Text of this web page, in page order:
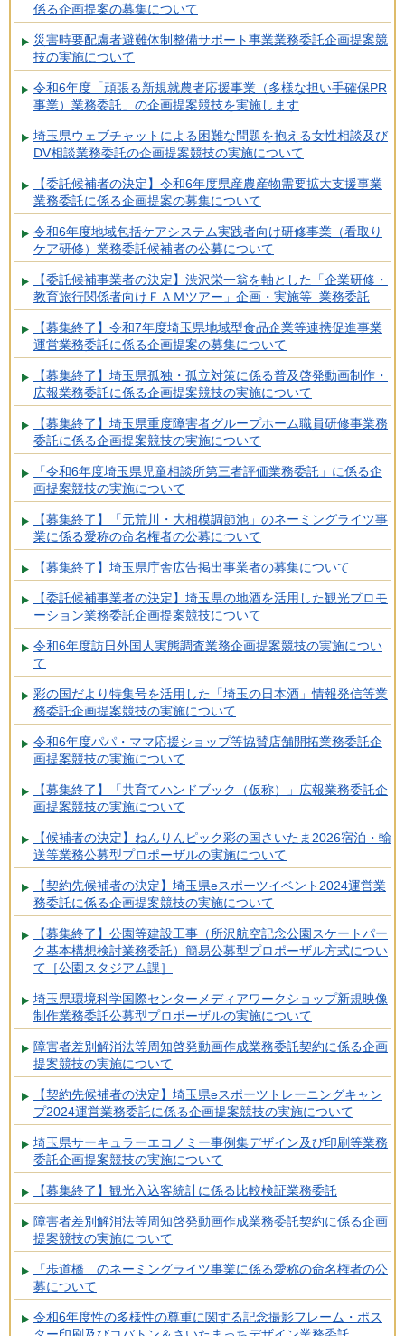
係る企画提案の募集について
災害時要配慮者避難体制整備サポート事業業務委託企画提案競
技の実施について
令和6年度「頑張る新規就農者応援事業（多様な担い手確保PR
事業）業務委託」の企画提案競技を実施します
埼玉県ウェブチャットによる困難な問題を抱える女性相談及び
DV相談業務委託の企画提案競技の実施について
【委託候補者の決定】令和6年度県産農産物需要拡大支援事業
業務委託に係る企画提案の募集について
令和6年度地域包括ケアシステム実践者向け研修事業（看取り
ケア研修）業務委託候補者の公募について
【委託候補事業者の決定】渋沢栄一翁を軸とした「企業研修・
教育旅行関係者向けＦＡＭツアー」企画・実施等 業務委託
【募集終了】令和7年度埼玉県地域型食品企業等連携促進事業
運営業務委託に係る企画提案の募集について
【募集終了】埼玉県孤独・孤立対策に係る普及啓発動画制作・
広報業務委託に係る企画提案競技の実施について
【募集終了】埼玉県重度障害者グループホーム職員研修事業務
委託に係る企画提案競技の実施について
「令和6年度埼玉県児童相談所第三者評価業務委託」に係る企
画提案競技の実施について
【募集終了】「元荒川・大相模調節池」のネーミングライツ事
業に係る愛称の命名権者の公募について
【募集終了】埼玉県庁舎広告掲出事業者の募集について
【委託候補事業者の決定】埼玉県の地酒を活用した観光プロモ
ーション業務委託企画提案競技について
令和6年度訪日外国人実態調査業務企画提案競技の実施につい
て
彩の国だより特集号を活用した「埼玉の日本酒」情報発信等業
務委託企画提案競技の実施について
令和6年度パパ・ママ応援ショップ等協賛店舗開拓業務委託企
画提案競技の実施について
【募集終了】「共育てハンドブック（仮称）」広報業務委託企
画提案競技の実施について
【候補者の決定】ねんりんピック彩の国さいたま2026宿泊・輸
送等業務公募型プロポーザルの実施について
【契約先候補者の決定】埼玉県eスポーツイベント2024運営業
務委託に係る企画提案競技の実施について
【募集終了】公園等建設工事（所沢航空記念公園スケートパー
ク基本構想検討業務委託）簡易公募型プロポーザル方式につい
て［公園スタジアム課］
埼玉県環境科学国際センターメディアワークショップ新規映像
制作業務委託公募型プロポーザルの実施について
障害者差別解消法等周知啓発動画作成業務委託契約に係る企画
提案競技の実施について
【契約先候補者の決定】埼玉県eスポーツトレーニングキャン
プ2024運営業務委託に係る企画提案競技の実施について
埼玉県サーキュラーエコノミー事例集デザイン及び印刷等業務
委託企画提案競技の実施について
【募集終了】観光入込客統計に係る比較検証業務委託
障害者差別解消法等周知啓発動画作成業務委託契約に係る企画
提案競技の実施について
「歩道橋」のネーミングライツ事業に係る愛称の命名権者の公
募について
令和6年度性の多様性の尊重に関する記念撮影フレーム・ポス